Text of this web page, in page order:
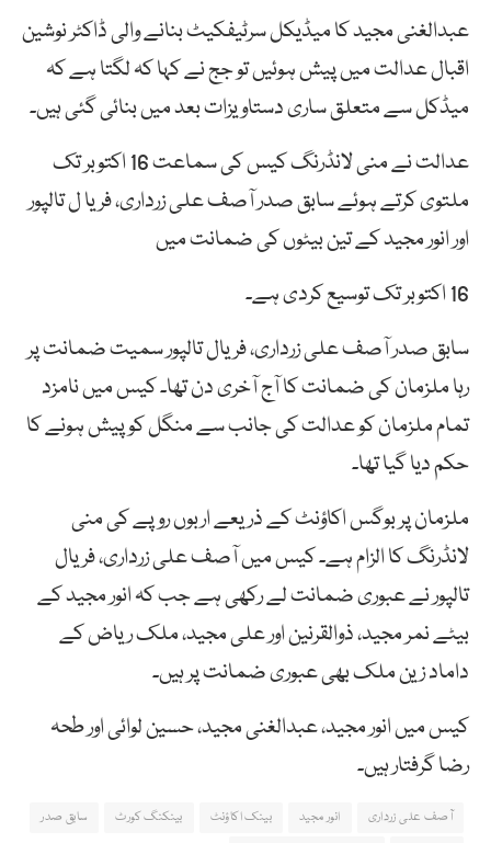
عبدالغنی مجید کا میڈیکل سرٹیفکیٹ بنانے والی ڈاکٹر نوشین
اقبال عدالت میں پیش ہوئیں تو جج نے کہا کہ لگتا ہے کہ
میڈکل سے متعلق ساری دستاویزات بعد میں بنائی گئی ہیں۔
عدالت نے منی لانڈرنگ کیس کی سماعت 16 اکتوبر تک
ملتوی کرتے ہوئے سابق صدر آصف علی زرداری، فریا ل تالپور
اور انور مجید کے تین بیٹوں کی ضمانت میں
16 اکتوبر تک توسیع کردی ہے۔
سابق صدر آصف علی زرداری، فریال تالپور سمیت ضمانت پر
رہا ملزمان کی ضمانت کا آج آخری دن تھا۔ کیس میں نامزد
تمام ملزمان کو عدالت کی جانب سے منگل کو پیش ہونے کا
حکم دیا گیا تھا۔
ملزمان پر بوگس اکاؤنٹ کے ذریعے اربوں روپے کی منی
لانڈرنگ کا الزام ہے۔ کیس میں آصف علی زرداری، فریال
تالپور نے عبوری ضمانت لے رکھی ہے جب کہ انور مجید کے
بیٹے نمر مجید، ذوالقرنین اور علی مجید، ملک ریاض کے
داماد زین ملک بھی عبوری ضمانت پر ہیں۔
کیس میں انور مجید، عبدالغنی مجید، حسین لوائی اور طحہ
رضا گرفتار ہیں۔
آصف علی زرداری انور مجید بینک اکاؤنٹ بینکنگ کورٹ
سابق صدر